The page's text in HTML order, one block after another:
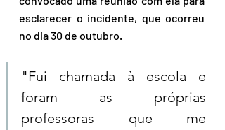
esclarecer o incidente, que ocorreu
no dia 30 de outubro.
"Fui chamada à escola e
foram as próprias
professoras que me